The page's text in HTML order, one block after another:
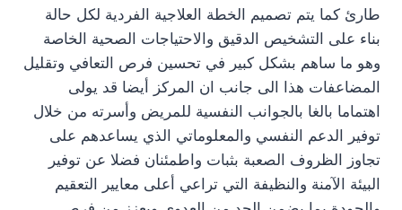
طارئ كما يتم تصميم الخطة العلاجية الفردية لكل حالة
بناء على التشخيص الدقيق والاحتياجات الصحية الخاصة
وهو ما ساهم بشكل كبير في تحسين فرص التعافي وتقليل
المضاعفات هذا الى جانب ان المركز أيضا قد يولى
اهتماما بالغا بالجوانب النفسية للمريض وأسرته من خلال
توفير الدعم النفسي والمعلوماتي الذي يساعدهم على
تجاوز الظروف الصعبة بثبات واطمئنان فضلا عن توفير
البيئة الآمنة والنظيفة التي تراعي أعلى معايير التعقيم